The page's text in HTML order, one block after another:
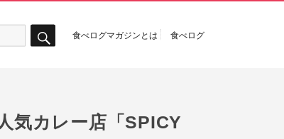
食べログマガジンとは 食べログ
気カレー店「SPICY